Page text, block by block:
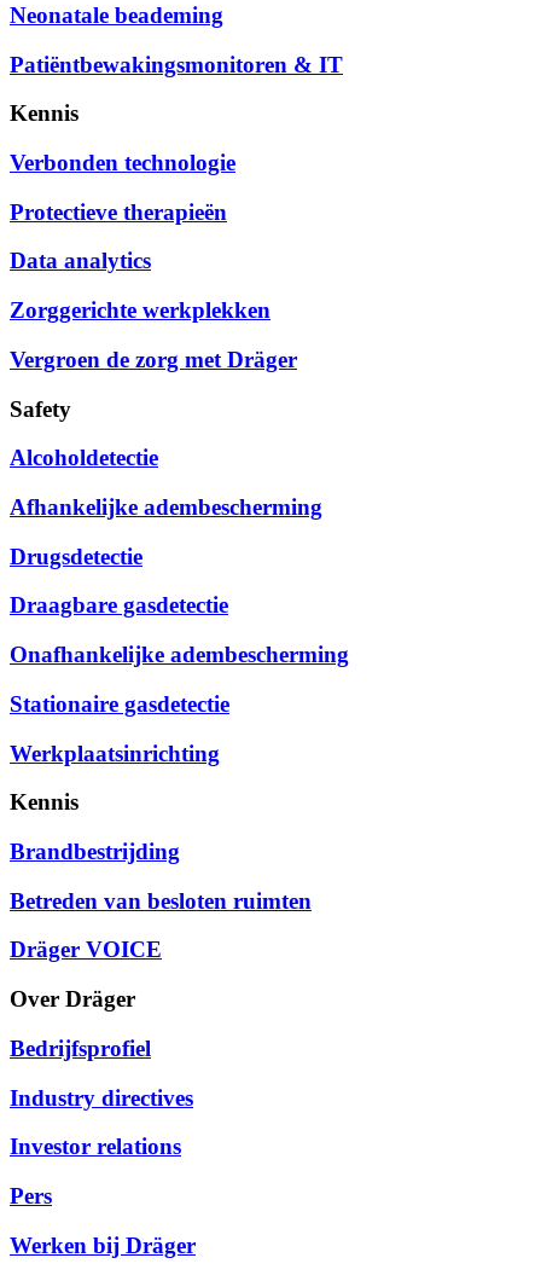
Neonatale beademing
Patiëntbewakingsmonitoren & IT
Kennis
Verbonden technologie
Protectieve therapieën
Data analytics
Zorggerichte werkplekken
Vergroen de zorg met Dräger
Safety
Alcoholdetectie
Afhankelijke adembescherming
Drugsdetectie
Draagbare gasdetectie
Onafhankelijke adembescherming
Stationaire gasdetectie
Werkplaatsinrichting
Kennis
Brandbestrijding
Betreden van besloten ruimten
Dräger VOICE
Over Dräger
Bedrijfsprofiel
Industry directives
Investor relations
Pers
Werken bij Dräger